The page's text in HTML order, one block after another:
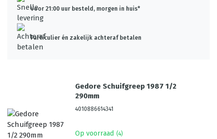
Voor 21:00 uur besteld, morgen in huis*
Particulier én zakelijk achteraf betalen
Gedore Schuifgreep 1987 1/2
290mm
4010886614341
Op voorraad (4)